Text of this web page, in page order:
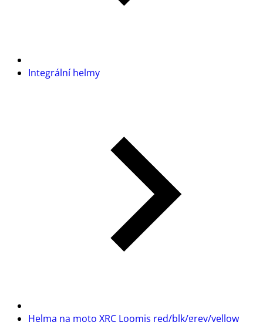
Integrální helmy
Helma na moto XRC Loomis red/blk/grey/yellow